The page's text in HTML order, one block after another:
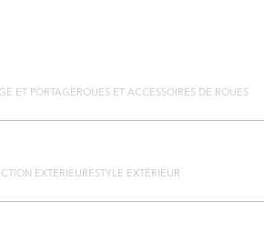
ET PORTAGEROUES ET ACCESSOIRES DE ROUES
EXTÉRIEURESTYLE EXTÉRIEUR